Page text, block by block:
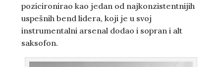
pozicironirao kao jedan od najkonzistentnijih
uspešnih bend lidera, koji je u svoj
instrumentalni arsenal dodao i sopran i alt
saksofon.